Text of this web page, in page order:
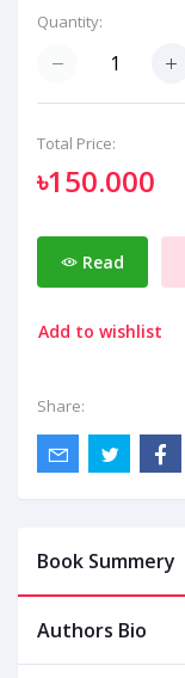
Quantity:
Total Price:
৳150.000
Read
Add to wishlist
Share:
Book Summery
Authors Bio